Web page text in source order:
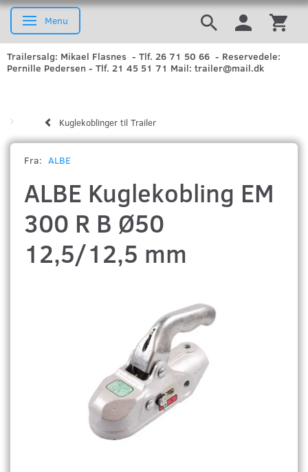
Skifte navigation
Menu
Trailersalg: Mikael Flasnes - Tlf. 26 71 50 66 - Reservedele:
Pernille Pedersen - Tlf. 21 45 51 71 Mail: trailer@mail.dk
Kuglekoblinger til Trailer
Fra: ALBE
ALBE Kuglekobling EM
300 R B Ø50
12,5/12,5 mm